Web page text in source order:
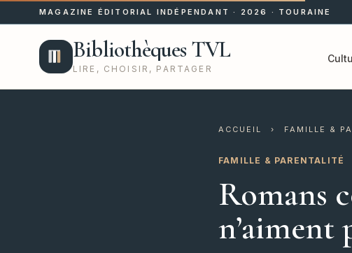
MAGAZINE ÉDITORIAL INDÉPENDANT · 2026 · TOURAINE
Bibliothèques TVL
LIRE, CHOISIR, PARTAGER
ACCUEIL › FAMILLE &
FAMILLE & PARENTALITÉ
Romans
n’aiment